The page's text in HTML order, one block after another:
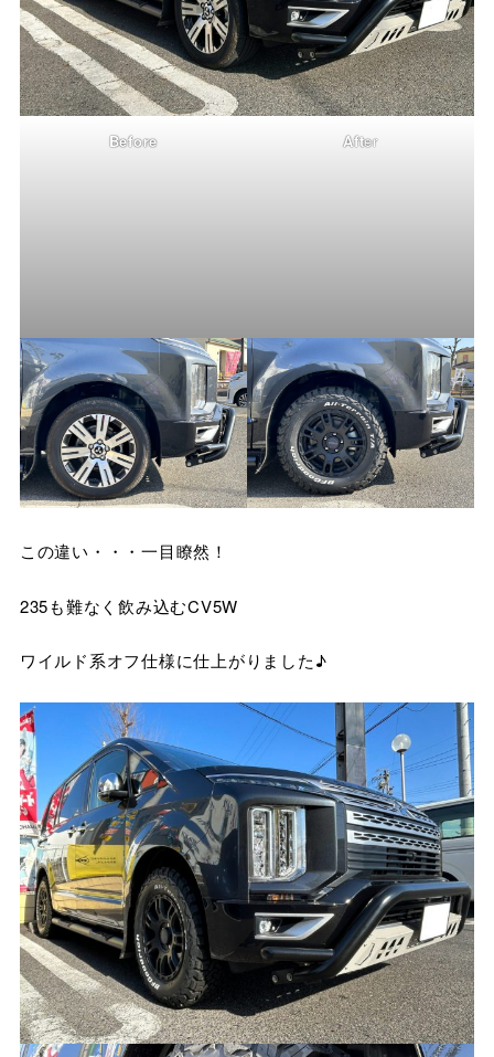
Before After
この違い・・・一目瞭然！
235も難なく飲み込むCV5W
ワイルド系オフ仕様に仕上がりました♪